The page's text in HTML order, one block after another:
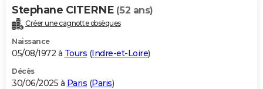
Stephane CITERNE (52 ans)
Créer une cagnotte obsèques
Naissance
05/08/1972 à Tours (Indre-et-Loire)
Décès
30/06/2025 à Paris (Paris)